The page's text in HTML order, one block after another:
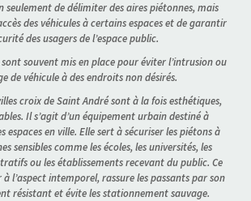
de délimiter des aires piétonnes, mais
des véhicules à certains espaces et de garantir
des usagers de l’espace public.
souvent mis en place pour éviter l’intrusion ou
de véhicule à des endroits non désirés.
croix de Saint André sont à la fois esthétiques,
Il s’agit d’un équipement urbain destiné à
espaces en ville. Elle sert à sécuriser les piétons à
sensibles comme les écoles, les universités, les
ou les établissements recevant du public. Ce
l’aspect intemporel, rassure les passants par son
résistant et évite les stationnement sauvage.